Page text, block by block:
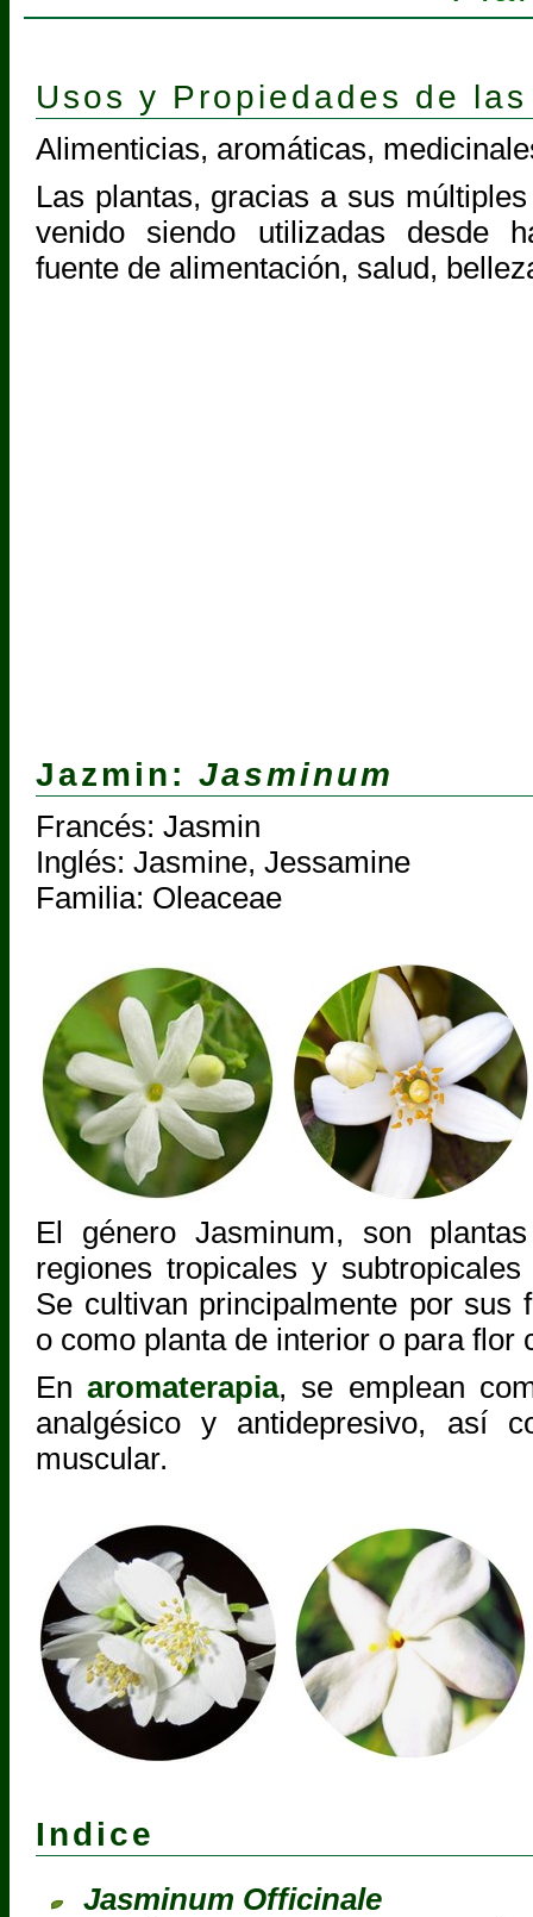
Usos y Propiedades de
Alimenticias, aromáticas,
Las plantas, gracias a sus
venido siendo utilizadas desde
fuente de alimentación, salud,
Jazmin: Jasminum
Francés: Jasmin
Inglés: Jasmine, Jessamine
Familia: Oleaceae
El género Jasminum, son
regiones tropicales y
Se cultivan principalmente por sus
o como planta de interior o para flor
Enaromaterapia, se emplean
analgésico y antidepresivo, así
muscular.
Indice
Jasminum Officinale